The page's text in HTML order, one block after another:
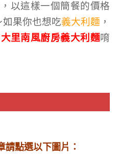
以這樣一個簡餐的價格
果你也想吃義大利麵 ，
里南風廚房義大利麵唷
請點選以下圖片：